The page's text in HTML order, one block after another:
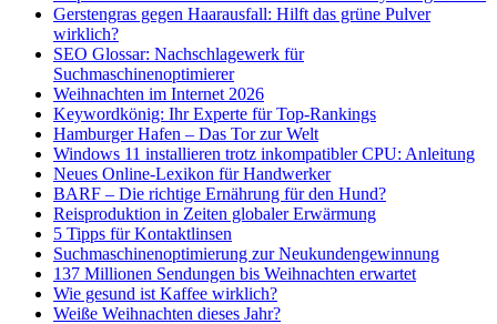
Gerstengras gegen Haarausfall: Hilft das grüne Pulver
wirklich?
SEO Glossar: Nachschlagewerk für
Suchmaschinenoptimierer
Weihnachten im Internet 2026
Keywordkönig: Ihr Experte für Top-Rankings
Hamburger Hafen – Das Tor zur Welt
Windows 11 installieren trotz inkompatibler CPU: Anleitung
Neues Online-Lexikon für Handwerker
BARF – Die richtige Ernährung für den Hund?
Reisproduktion in Zeiten globaler Erwärmung
5 Tipps für Kontaktlinsen
Suchmaschinenoptimierung zur Neukundengewinnung
137 Millionen Sendungen bis Weihnachten erwartet
Wie gesund ist Kaffee wirklich?
Weiße Weihnachten dieses Jahr?